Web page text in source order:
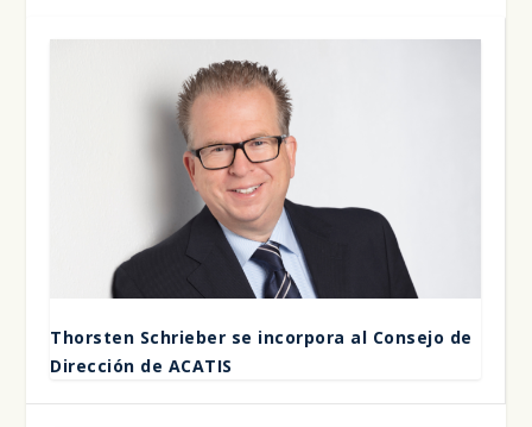
Thors­ten Schrie­ber se incor­po­ra al Con­se­jo de
Direc­ción de ACA­TIS